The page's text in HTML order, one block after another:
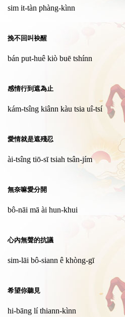
sim it-tàn phàng-kìnn
挽不回叫袂醒
bán put-huê kiò buē tshínn
感情行到遮為止
kám-tsîng kiânn kàu tsia uî-tsí
愛情就是遮殘忍
ài-tsîng tiō-sī tsiah tsân-jím
無奈嘛愛分開
bô-nāi mā ài hun-khui
心內無聲的抗議
sim-lāi bô-siann ê khòng-gī
希望你聽見
hi-bāng lí thiann-kìnn